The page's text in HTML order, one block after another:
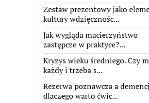
Zestaw prezentowy jako
kultury wdzięcznośc...
Jak wygląda macierzyństwo
zastępcze w praktyce?...
Kryzys wieku średniego. Czy
każdy i trzeba s...
Rezerwa poznawcza a
dlaczego warto ćwic...